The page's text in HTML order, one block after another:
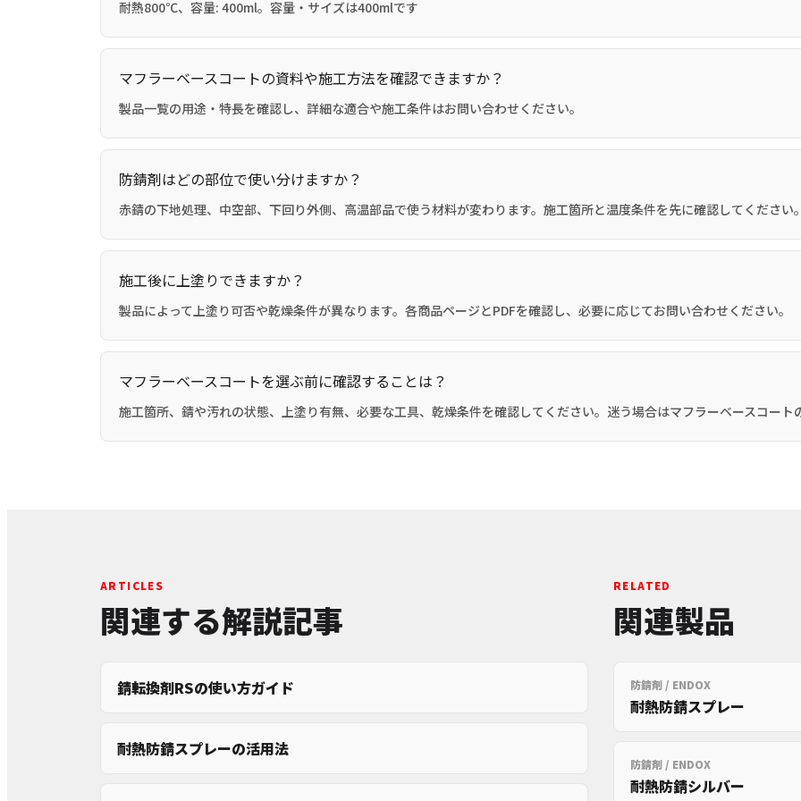
耐熱800℃、容量: 400ml。容量・サイズは400mlです
マフラーベースコートの資料や施工方法を確認できますか？
製品一覧の用途・特長を確認し、詳細な適合や施工条件はお問い合わせください。
防錆剤はどの部位で使い分けますか？
赤錆の下地処理、中空部、下回り外側、高温部品で使う材料が変わります。施工箇所と温度条件を先に確認してください
施工後に上塗りできますか？
製品によって上塗り可否や乾燥条件が異なります。各商品ページとPDFを確認し、必要に応じてお問い合わせください。
マフラーベースコートを選ぶ前に確認することは？
施工箇所、錆や汚れの状態、上塗り有無、必要な工具、乾燥条件を確認してください。迷う場合はマフラーベースコー
ARTICLES
関連する解説記事
錆転換剤RSの使い方ガイド
耐熱防錆スプレーの活用法
RELATED
関連製品
防錆剤 / ENDOX
耐熱防錆スプレー
防錆剤 / ENDOX
耐熱防錆シルバー